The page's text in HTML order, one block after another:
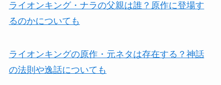
ライオンキング・ナラの父親は誰？原作に登場す
るのかについても
ライオンキングの原作・元ネタは存在する？神話
の法則や逸話についても